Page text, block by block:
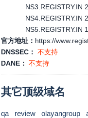
NS3.REGISTRY.IN
NS4.REGISTRY.IN
NS5.REGISTRY.IN
官方地址： https://
DNSSEC： 不支持
DANE： 不支持
其它顶级域名
qa review olayangroup